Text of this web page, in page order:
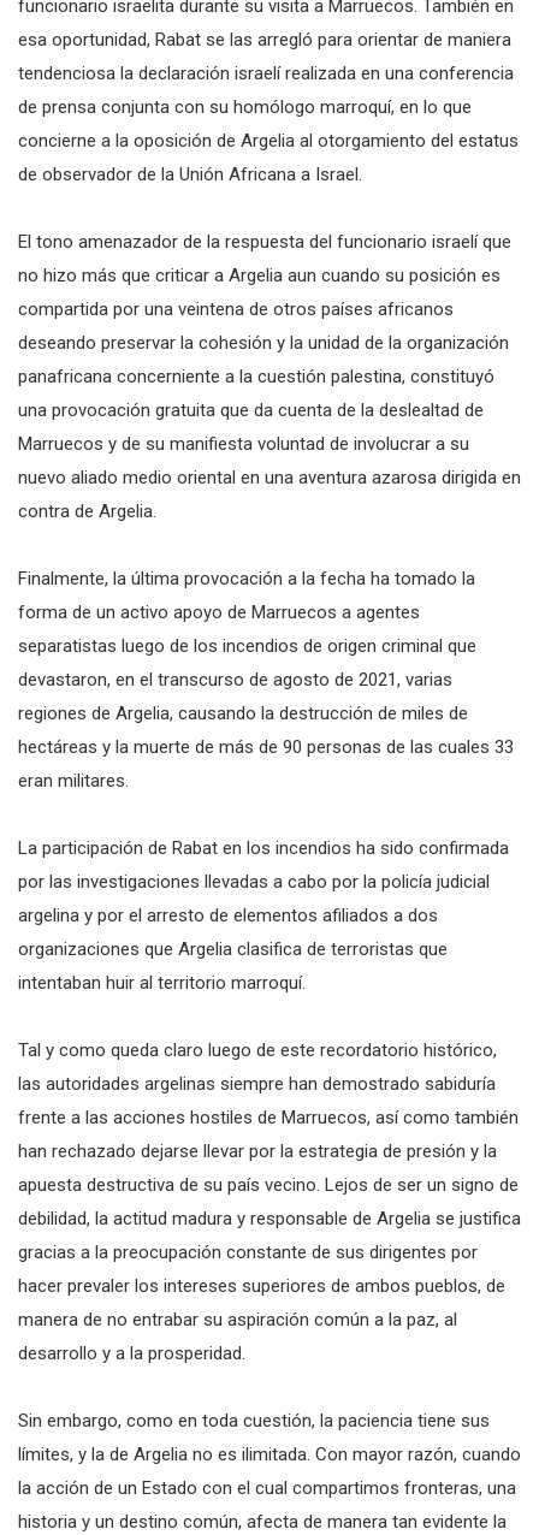
funcionario israelita durante su visita a Marruecos. También en
esa oportunidad, Rabat se las arregló para orientar de maniera
tendenciosa la declaración israelí realizada en una conferencia
de prensa conjunta con su homólogo marroquí, en lo que
concierne a la oposición de Argelia al otorgamiento del estatus
de observador de la Unión Africana a Israel.
El tono amenazador de la respuesta del funcionario israelí que
no hizo más que criticar a Argelia aun cuando su posición es
compartida por una veintena de otros países africanos
deseando preservar la cohesión y la unidad de la organización
panafricana concerniente a la cuestión palestina, constituyó
una provocación gratuita que da cuenta de la deslealtad de
Marruecos y de su manifiesta voluntad de involucrar a su
nuevo aliado medio oriental en una aventura azarosa dirigida en
contra de Argelia.
Finalmente, la última provocación a la fecha ha tomado la
forma de un activo apoyo de Marruecos a agentes
separatistas luego de los incendios de origen criminal que
devastaron, en el transcurso de agosto de 2021, varias
regiones de Argelia, causando la destrucción de miles de
hectáreas y la muerte de más de 90 personas de las cuales 33
eran militares.
La participación de Rabat en los incendios ha sido confirmada
por las investigaciones llevadas a cabo por la policía judicial
argelina y por el arresto de elementos afiliados a dos
organizaciones que Argelia clasifica de terroristas que
intentaban huir al territorio marroquí.
Tal y como queda claro luego de este recordatorio histórico,
las autoridades argelinas siempre han demostrado sabiduría
frente a las acciones hostiles de Marruecos, así como también
han rechazado dejarse llevar por la estrategia de presión y la
apuesta destructiva de su país vecino. Lejos de ser un signo de
debilidad, la actitud madura y responsable de Argelia se justifica
gracias a la preocupación constante de sus dirigentes por
hacer prevaler los intereses superiores de ambos pueblos, de
manera de no entrabar su aspiración común a la paz, al
desarrollo y a la prosperidad.
Sin embargo, como en toda cuestión, la paciencia tiene sus
límites, y la de Argelia no es ilimitada. Con mayor razón, cuando
la acción de un Estado con el cual compartimos fronteras, una
historia y un destino común, afecta de manera tan evidente la